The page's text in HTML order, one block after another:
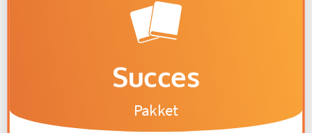
Succes
Pakket